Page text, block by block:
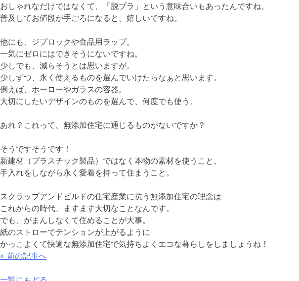
おしゃれなだけではなくて、「脱プラ」という意味合いもあったんですね。
普及してお値段が手ごろになると、嬉しいですね。
他にも、ジプロックや食品用ラップ。
一気にゼロにはできそうにないですね。
少しでも、減らそうとは思いますが。
少しずつ、永く使えるものを選んでいけたらなぁと思います。
例えば、ホーローやガラスの容器。
大切にしたいデザインのものを選んで、何度でも使う。
あれ？これって、無添加住宅に通じるものがないですか？
そうですそうです！
新建材（プラスチック製品）ではなく本物の素材を使うこと。
手入れをしながら永く愛着を持って住まうこと。
スクラップアンドビルドの住宅産業に抗う無添加住宅の理念は
これからの時代、ますます大切なことなんです。
でも、がまんしなくて住めることが大事。
紙のストローでテンションが上がるように
かっこよくて快適な無添加住宅で気持ちよくエコな暮らしをしましょうね！
投
稿
« 前の記事へ